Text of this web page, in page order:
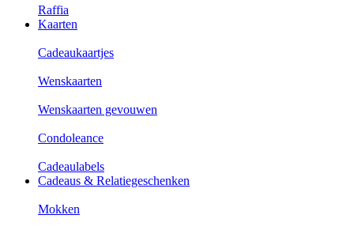
Raffia
Kaarten
Cadeaukaartjes
Wenskaarten
Wenskaarten gevouwen
Condoleance
Cadeaulabels
Cadeaus & Relatiegeschenken
Mokken